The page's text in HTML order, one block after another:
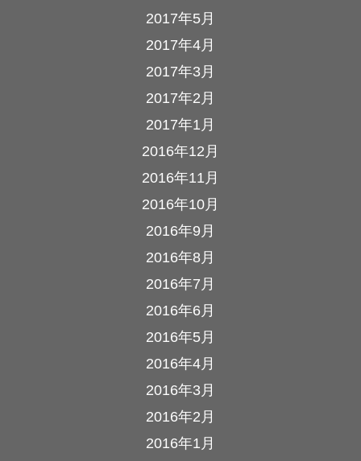
2017年5月
2017年4月
2017年3月
2017年2月
2017年1月
2016年12月
2016年11月
2016年10月
2016年9月
2016年8月
2016年7月
2016年6月
2016年5月
2016年4月
2016年3月
2016年2月
2016年1月